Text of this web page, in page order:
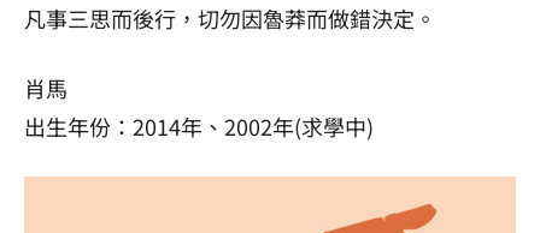
凡事三思而後行，切勿因魯莽而做錯決定。
肖馬
出生年份：2014年、2002年(求學中)